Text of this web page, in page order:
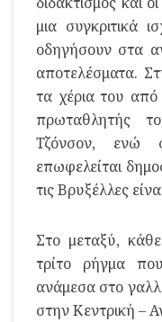
μια συγκριτικά
οδηγήσουν στα
αποτελέσματα.
τα χέρια του
πρωταθλητής
Τζόνσον, ενώ
επωφελείται
τις Βρυξέλλες
Στο μεταξύ,
τρίτο ρήγμα
ανάμεσα στο
στην Κεντρική –